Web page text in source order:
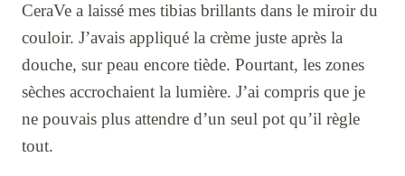
CeraVe a laissé mes tibias brillants dans le miroir du
couloir. J’avais appliqué la crème juste après la
douche, sur peau encore tiède. Pourtant, les zones
sèches accrochaient la lumière. J’ai compris que je
ne pouvais plus attendre d’un seul pot qu’il règle
tout.